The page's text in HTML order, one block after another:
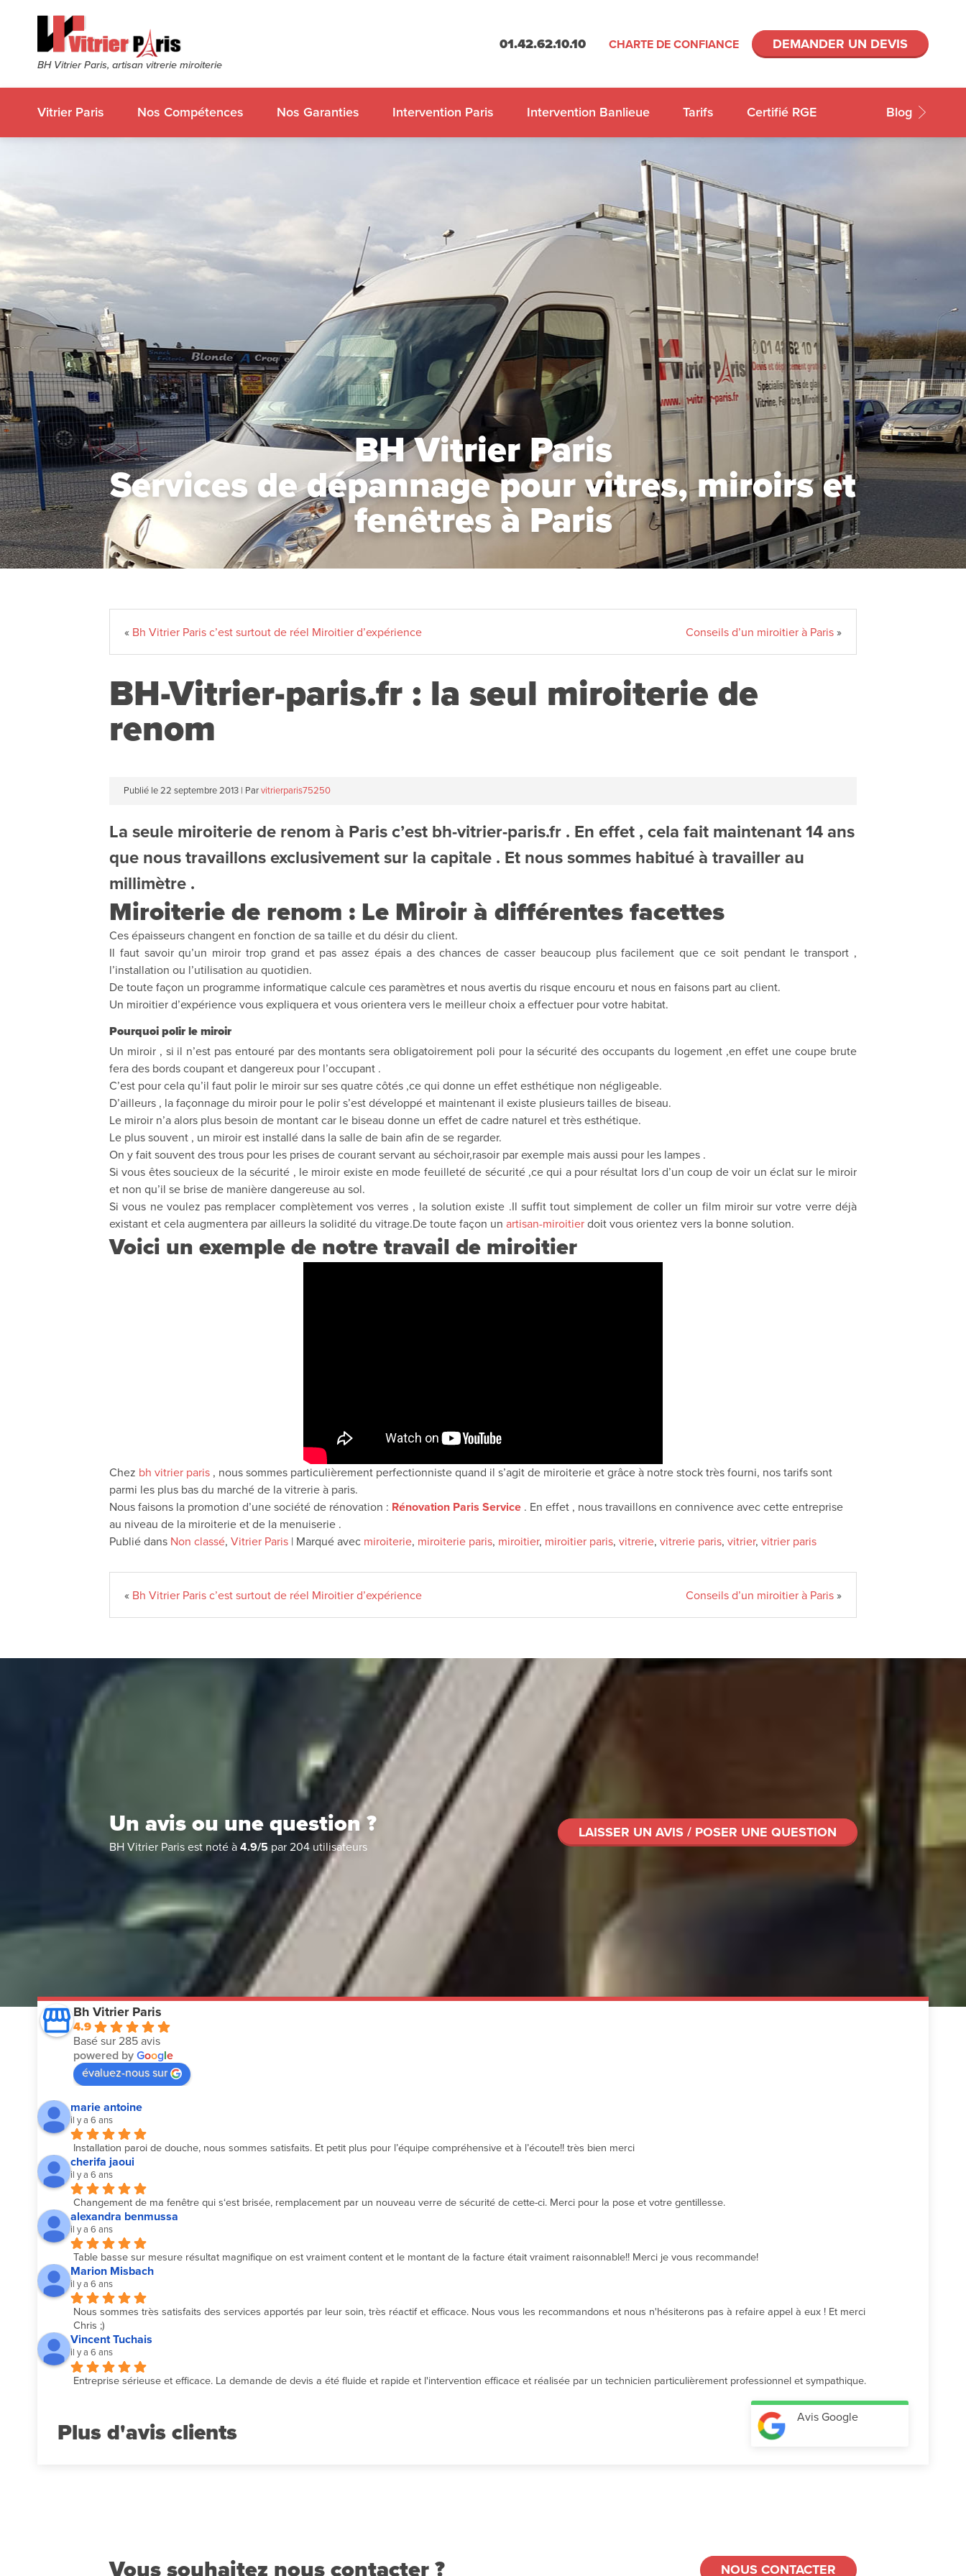
BH Vitrier Paris, artisan vitrerie miroiterie
01.42.62.10.10 CHARTE DE CONFIANCE DEMANDER UN DEVIS
Vitrier Paris Nos Compétences Nos Garanties Intervention Paris Intervention Banlieue Tarifs Certifié RGE Blog
BH Vitrier Paris
Services de dépannage pour vitres, miroirs et
fenêtres à Paris
« Bh Vitrier Paris c’est surtout de réel Miroitier d’expérience Conseils d’un miroitier à Paris »
BH-Vitrier-paris.fr : la seul miroiterie de
renom
Publié le22 septembre 2013 | Parvitrierparis75250
La seule miroiterie de renom à Paris c’est bh-vitrier-paris.fr . En effet , cela fait maintenant 14 ans
que nous travaillons exclusivement sur la capitale . Et nous sommes habitué à travailler au
millimètre .
Miroiterie de renom : Le Miroir à différentes facettes
Ces épaisseurs changent en fonction de sa taille et du désir du client.
Il faut savoir qu’un miroir trop grand et pas assez épais a des chances de casser beaucoup plus facilement que ce soit pendant le transport ,
l’installation ou l’utilisation au quotidien.
De toute façon un programme informatique calcule ces paramètres et nous avertis du risque encouru et nous en faisons part au client.
Un miroitier d’expérience vous expliquera et vous orientera vers le meilleur choix a effectuer pour votre habitat.
Pourquoi polir le miroir
Un miroir , si il n’est pas entouré par des montants sera obligatoirement poli pour la sécurité des occupants du logement ,en effet une coupe brute
fera des bords coupant et dangereux pour l’occupant .
C’est pour cela qu’il faut polir le miroir sur ses quatre côtés ,ce qui donne un effet esthétique non négligeable.
D’ailleurs , la façonnage du miroir pour le polir s’est développé et maintenant il existe plusieurs tailles de biseau.
Le miroir n’a alors plus besoin de montant car le biseau donne un effet de cadre naturel et très esthétique.
Le plus souvent , un miroir est installé dans la salle de bain afin de se regarder.
On y fait souvent des trous pour les prises de courant servant au séchoir,rasoir par exemple mais aussi pour les lampes .
Si vous êtes soucieux de la sécurité , le miroir existe en mode feuilleté de sécurité ,ce qui a pour résultat lors d’un coup de voir un éclat sur le miroir
et non qu’il se brise de manière dangereuse au sol.
Si vous ne voulez pas remplacer complètement vos verres , la solution existe .Il suffit tout simplement de coller un film miroir sur votre verre déjà
existant et cela augmentera par ailleurs la solidité du vitrage.De toute façon un artisan-miroitier doit vous orientez vers la bonne solution.
Voici un exemple de notre travail de miroitier
Chez bh vitrier paris , nous sommes particulièrement perfectionniste quand il s’agit de miroiterie et grâce à notre stock très fourni, nos tarifs sont
parmi les plus bas du marché de la vitrerie à paris.
Nous faisons la promotion d’une société de rénovation : Rénovation Paris Service . En effet , nous travaillons en connivence avec cette entreprise
au niveau de la miroiterie et de la menuiserie .
Publié dans Non classé, Vitrier Paris | Marqué avec miroiterie, miroiterie paris, miroitier, miroitier paris, vitrerie, vitrerie paris, vitrier, vitrier paris
« Bh Vitrier Paris c’est surtout de réel Miroitier d’expérience Conseils d’un miroitier à Paris »
Un avis ou une question ?
BH Vitrier Paris est noté à 4.9/5 par 204 utilisateurs
LAISSER UN AVIS / POSER UNE QUESTION
Bh Vitrier Paris
4.9
Basé sur 285 avis
powered by Google
évaluez-nous sur
marie antoine
il y a 6 ans
Installation paroi de douche, nous sommes satisfaits. Et petit plus pour l’équipe compréhensive et à l’écoute!! très bien merci
cherifa jaoui
il y a 6 ans
Changement de ma fenêtre qui s‘est brisée, remplacement par un nouveau verre de sécurité de cette-ci. Merci pour la pose et votre gentillesse.
alexandra benmussa
il y a 6 ans
Table basse sur mesure résultat magnifique on est vraiment content et le montant de la facture était vraiment raisonnable!! Merci je vous recommande!
Marion Misbach
il y a 6 ans
Nous sommes très satisfaits des services apportés par leur soin, très réactif et efficace. Nous vous les recommandons et nous n'hésiterons pas à refaire appel à eux ! Et merci
Chris ;)
Vincent Tuchais
il y a 6 ans
Entreprise sérieuse et efficace. La demande de devis a été fluide et rapide et l'intervention efficace et réalisée par un technicien particulièrement professionnel et sympathique.
Plus d'avis
Avis Google
Vous souhaitez nous contacter ? NOUS CONTACTER